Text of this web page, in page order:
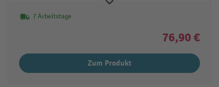
7 Arbeitstage
76,90 €
Zum Produkt